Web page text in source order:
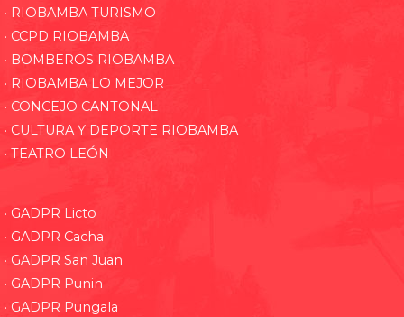
· RIOBAMBA TURISMO
· CCPD RIOBAMBA
· BOMBEROS RIOBAMBA
· RIOBAMBA LO MEJOR
· CONCEJO CANTONAL
· CULTURA Y DEPORTE RIOBAMBA
· TEATRO LEÓN
· GADPR Licto
· GADPR Cacha
· GADPR San Juan
· GADPR Punin
· GADPR Pungala